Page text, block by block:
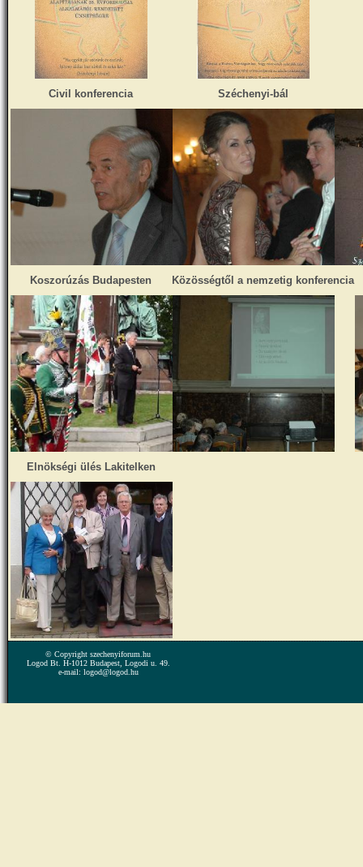
Civil konferencia Széchenyi-bál
Koszorúzás Budapesten Közösségtől a nemzetig konferencia
Elnökségi ülés Lakitelken
© Copyright szechenyiforum.hu
Logod Bt. H-1012 Budapest, Logodi u. 49.
e-mail: logod@logod.hu